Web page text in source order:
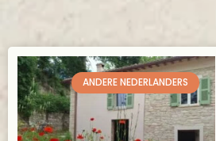
ANDERE NEDERLANDERS